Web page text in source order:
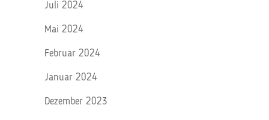
Juli 2024
Mai 2024
Februar 2024
Januar 2024
Dezember 2023